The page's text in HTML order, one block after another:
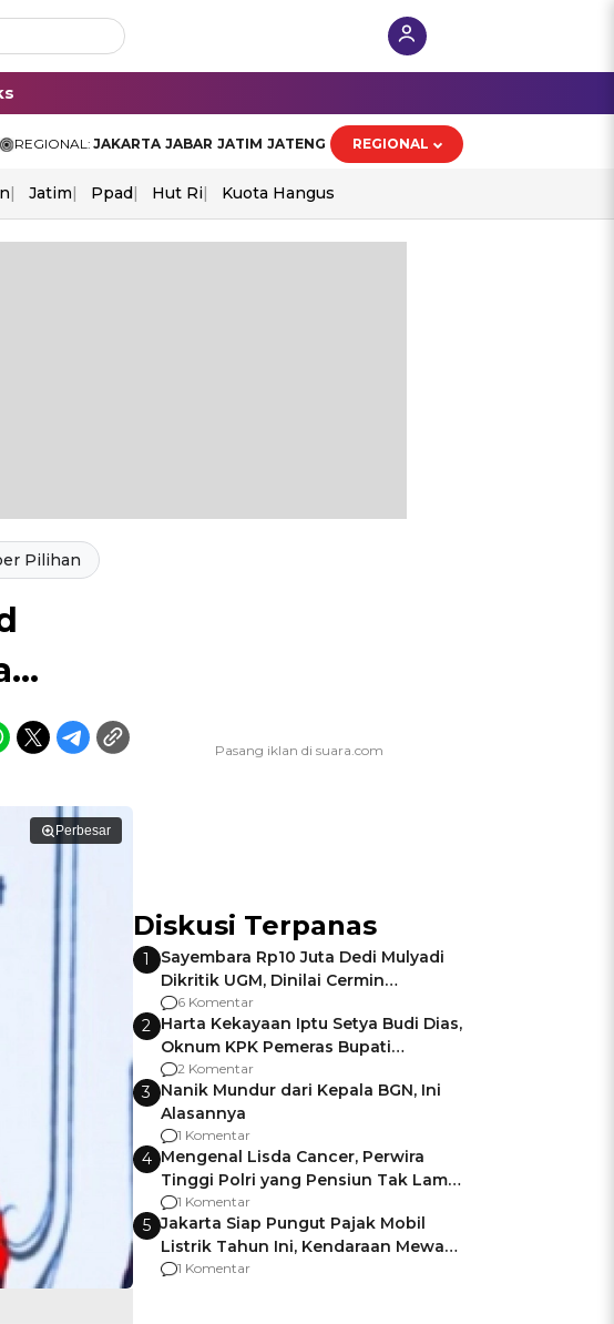
REGIONAL: JAKARTA JABAR JATIM JATENG REGIONAL
Jatim Ppad Hut Ri Kuota Hangus
Pilihan
Perbesar
Diskusi Terpanas
1
Sayembara Rp10 Juta Dedi Mulyadi
Dikritik UGM, Dinilai Cermin
Gagalnya Negara Jamin Keamanan
6 Komentar
2 Harta Kekayaan Iptu Setya Budi Dias,
Oknum KPK Pemeras Bupati
Pemalang
2 Komentar
3 Nanik Mundur dari Kepala BGN, Ini
Alasannya
1 Komentar
4 Mengenal Lisda Cancer, Perwira
Tinggi Polri yang Pensiun Tak Lama
Usai Jadi Brigjen
1 Komentar
5 Jakarta Siap Pungut Pajak Mobil
Listrik Tahun Ini, Kendaraan Mewah
Kena hingga 75% PKB
1 Komentar